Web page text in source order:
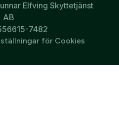
Elfving Skyttetjänst
AB
7482
för Cookies